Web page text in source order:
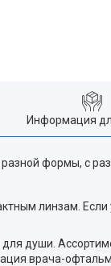
Информация
формы, с
линзам.
души.
врача-